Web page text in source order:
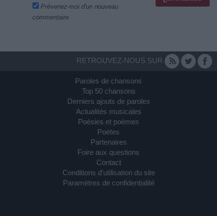
Prévenez-moi d'un nouveau
commentaire
RETROUVEZ-NOUS SUR
Paroles de chansons
Top 50 chansons
Derniers ajouts de paroles
Actualités musicales
Poésies et poèmes
Poètes
Partenaires
Foire aux questions
Contact
Conditions d'utilisation du site
Paramètres de confidentialité